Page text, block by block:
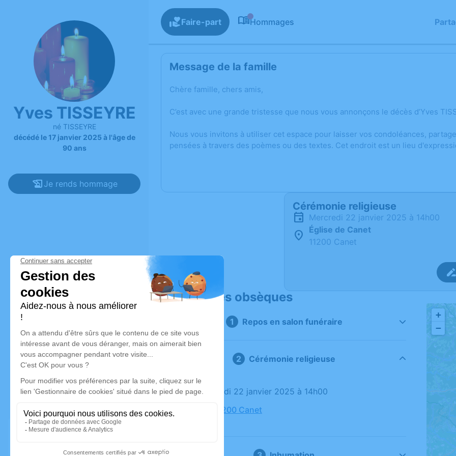
Yves TISSEYRE
né TISSEYRE
décédé le 17 janvier 2025 à l'âge de
90 ans
Je rends hommage
Faire-part Hommages
Message de la famille
Chère famille, chers amis,
C’est avec une grande tristesse que nous vous annonçons le décès d’Yves
Nous vous invitons à utiliser cet espace pour laisser vos condoléances,
pensées à travers des poèmes ou des textes. Cet endroit est un lieu
Cérémonie religieuse
mercredi 22 janvier 2025 à 14h00
Église de Canet
11200 Canet
Déroulé des obsèques
Repos en salon funéraire
Cérémonie religieuse
Le mercredi 22 janvier 2025 à 14h00
Église, 11200 Canet
+
−